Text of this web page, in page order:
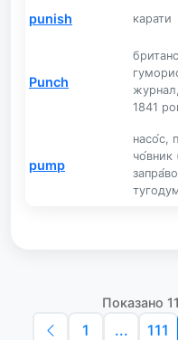
punish карати
Punch
1841
pump
насо́с,
чо́вник
Показано
1 ... 111